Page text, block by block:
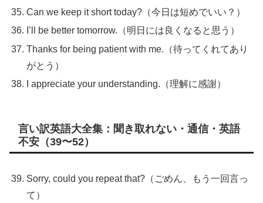
Can we keep it short today?（今日は短めでいい？）
I’ll be better tomorrow.（明日には良くなると思う）
Thanks for being patient with me.（待ってくれてあり
がとう）
I appreciate your understanding.（理解に感謝）
言い訳英語大全集：聞き取れない・通信・英語
不安（39〜52）
Sorry, could you repeat that?（ごめん、もう一回言っ
て）